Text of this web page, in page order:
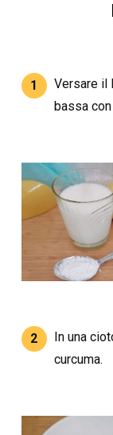
1
Versare il
bassa
2
In una
curcuma.